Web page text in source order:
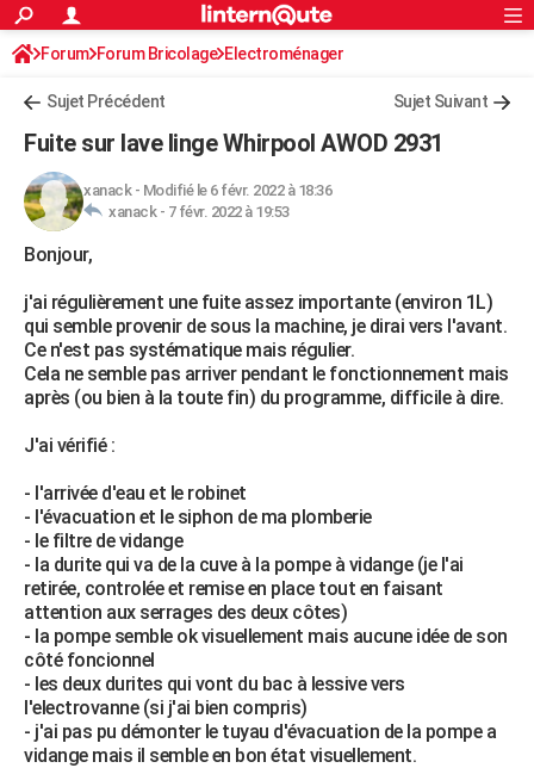
ACTUALITÉS
Politique
Société
Faits Divers
Education
Monde
Villes
+
FINANCE
Retraite
Impôts
Epargne
Immobilier
Risques naturels par ville
Banque
Assurance
Crédit
AUTO
Essais
Réserver un essai
Citadines
Berlines
SUV
Forum auto
+HIGH-TECH
Mobiles
Meilleur smartphone
Internet
Ordinateurs
Jeux vidéo
Guide high-tech
+BRICOLAGE
Forum
Aménagement intérieur
Extérieur
Cuisine
Salle de bains
Jardinage
Rangement
WEEK-END
Guides de France
Escapades
Patrimoine
Expositions
Musées
Week-end nature
Alimentation
Guide de la santé
Maladies
Médicaments
Sommeil
VOYAGE
Destinations
City break
Voyage nature
Voyage de noces
Forum
Climat
PHOTO
GUIDES D'ACHAT
BONS PLANS
CARTE DE VOEUX
Carte de Noël
Carte Bonne année
Carte Saint-Valentin
Carte Pâques
Carte d'anniversaire
DICTIONNAIRE
S'inscrire
Connexion
Forum Forum Bricolage Electroménager
Sujet Précédent Sujet Suivant
Fuite sur lave linge Whirpool AWOD 2931
xanack- Modifié le 6 févr. 2022 à 18:36
xanack - 7 févr. 2022 à 19:53
Bonjour,
j'ai régulièrement une fuite assez importante (environ 1L)
qui semble provenir de sous la machine, je dirai vers l'avant.
Ce n'est pas systématique mais régulier.
Cela ne semble pas arriver pendant le fonctionnement mais
après (ou bien à la toute fin) du programme, difficile à dire.
J'ai vérifié :
- l'arrivée d'eau et le robinet
- l'évacuation et le siphon de ma plomberie
- le filtre de vidange
- la durite qui va de la cuve à la pompe à vidange (je l'ai
retirée, controlée et remise en place tout en faisant
attention aux serrages des deux côtes)
- la pompe semble ok visuellement mais aucune idée de son
côté foncionnel
- les deux durites qui vont du bac à lessive vers
l'electrovanne (si j'ai bien compris)
- j'ai pas pu démonter le tuyau d'évacuation de la pompe a
vidange mais il semble en bon état visuellement.